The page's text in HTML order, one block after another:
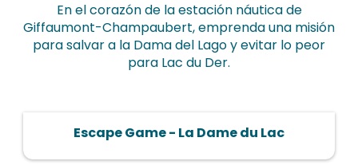
En el corazón de la estación náutica de
Giffaumont-Champaubert, emprenda una misión
para salvar a la Dama del Lago y evitar lo peor
para Lac du Der.
Escape Game - La Dame du Lac